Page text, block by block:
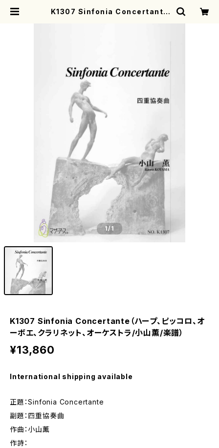
K1307 Sinfonia Concertante
1/1
K1307 Sinfonia Concertante（ハープ、ピッコロ、オ
ーボエ、クラリネット、オーケストラ/小山薫/楽譜）
¥13,860
International shipping available
正題：Sinfonia Concertante
副題：四重協奏曲
作曲：小山薫
作詩：